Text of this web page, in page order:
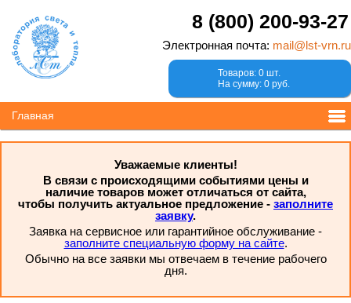
8 (800) 200-93-27
Электронная почта: mail@lst-vrn.ru
Товаров: 0 шт.
На сумму: 0 руб.
Главная
Уважаемые клиенты!
В связи с происходящими событиями цены и
наличие товаров может отличаться от сайта,
чтобы получить актуальное предложение - заполните
заявку.
Заявка на сервисное или гарантийное обслуживание -
заполните специальную форму на сайте.
Обычно на все заявки мы отвечаем в течение рабочего
дня.